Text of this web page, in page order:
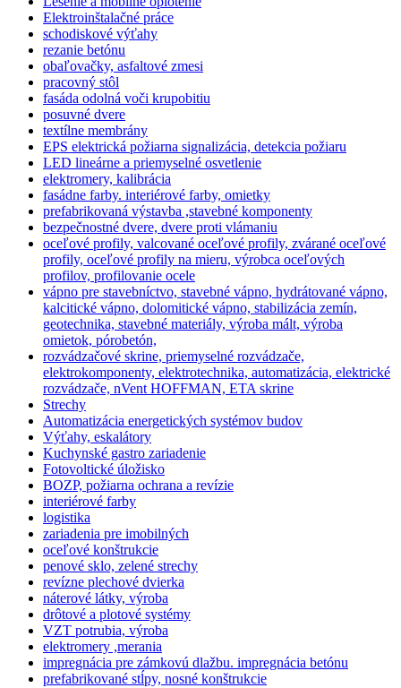
Elektroinštalačné práce
schodiskové výťahy
rezanie betónu
obaľovačky, asfaltové zmesi
pracovný stôl
fasáda odolná voči krupobitiu
posuvné dvere
textílne membrány
EPS elektrická požiarna signalizácia, detekcia požiaru
LED lineárne a priemyselné osvetlenie
elektromery, kalibrácia
fasádne farby. interiérové farby, omietky
prefabrikovaná výstavba ,stavebné komponenty
bezpečnostné dvere, dvere proti vlámaniu
oceľové profily, valcované oceľové profily, zvárané oceľové
profily, oceľové profily na mieru, výrobca oceľových
profilov, profilovanie ocele
vápno pre stavebníctvo, stavebné vápno, hydrátované vápno,
kalcitické vápno, dolomitické vápno, stabilizácia zemín,
geotechnika, stavebné materiály, výroba mált, výroba
omietok, pórobetón,
rozvádzačové skrine, priemyselné rozvádzače,
elektrokomponenty, elektrotechnika, automatizácia, elektrické
rozvádzače, nVent HOFFMAN, ETA skrine
Strechy
Automatizácia energetických systémov budov
Výťahy, eskalátory
Kuchynské gastro zariadenie
Fotovoltické úložisko
BOZP, požiarna ochrana a revízie
interiérové farby
logistika
zariadenia pre imobilných
oceľové konštrukcie
penové sklo, zelené strechy
revízne plechové dvierka
náterové látky, výroba
drôtové a plotové systémy
VZT potrubia, výroba
elektromery ,merania
impregnácia pre zámkovú dlažbu. impregnácia betónu
prefabrikované stĺpy, nosné konštrukcie